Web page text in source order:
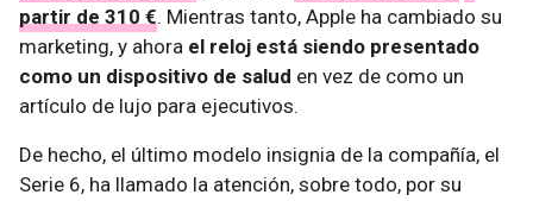
partir de 310 €. Mientras tanto, Apple ha cambiado su
marketing, y ahora el reloj está siendo presentado
como un dispositivo de salud en vez de como un
artículo de lujo para ejecutivos.
De hecho, el último modelo insignia de la compañía, el
Serie 6, ha llamado la atención, sobre todo, por su